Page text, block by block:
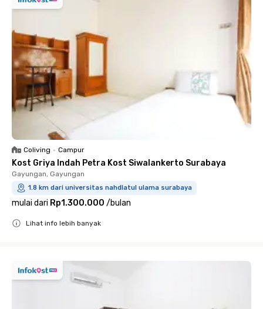
Coliving • Campur
Kost Griya Indah Petra Kost Siwalankerto Surabaya
Gayungan, Gayungan
1.8 km dari universitas nahdlatul ulama surabaya
mulai dari Rp1.300.000 /bulan
Lihat info lebih banyak